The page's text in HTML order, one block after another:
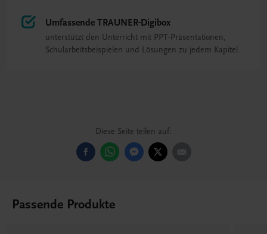
Umfassende TRAUNER-Digibox
unterstützt den Unterricht mit PPT-Präsentationen,
Schularbeitsbeispielen und Lösungen zu jedem Kapitel.
Diese Seite teilen auf:
Passende Produkte